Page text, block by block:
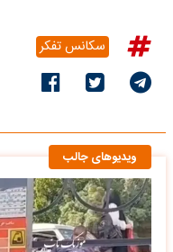
سکانس تفکر
ویدیوهای جالب